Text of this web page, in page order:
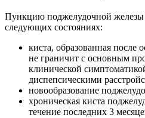
Пункцию поджелудочной железы
следующих состояниях:
киста, образованная после
не граничит с основным
клинической
диспепсическими
новообразование
хроническая киста
течение последних 3